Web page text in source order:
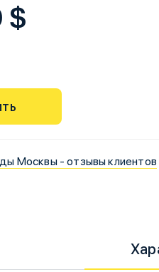
$
Москвы - отзывы клиентов